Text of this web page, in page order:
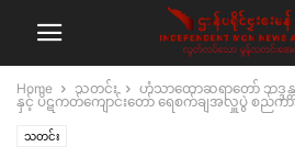
Home သတင်း
ဟံသာထောဆရာတော် ဘဒ္ဒန္
နှင့် ပိဋကတ်ကျောင်းတော် ရေစက်ချအလှူပွဲ စည်ကား
သတင်း